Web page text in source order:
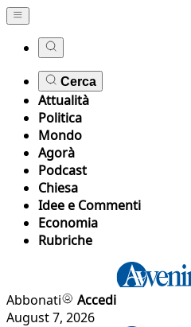
Cerca
Attualità
Politica
Mondo
Agorà
Podcast
Chiesa
Idee e Commenti
Economia
Rubriche
Abbonati
Accedi
August 7, 2026